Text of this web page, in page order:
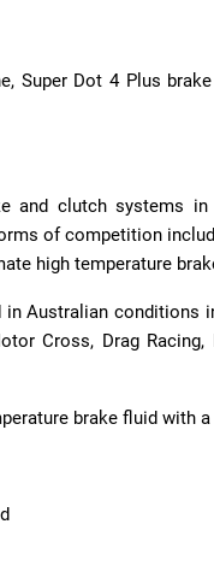
Super Dot 4 Plus
and clutch systems
of competition
high temperature
Australian conditions
Cross, Drag
brake fluid with a